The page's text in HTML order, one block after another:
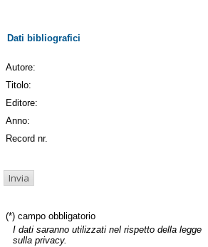
Dati bibliografici
Autore:
Titolo:
Editore:
Anno:
Record nr.
(*) campo obbligatorio
I dati saranno utilizzati nel rispetto della legge
sulla privacy.